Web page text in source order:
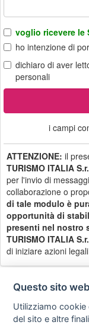
voglio ricevere le
ho intenzione di
dichiaro di aver
personali
i campi
ATTENZIONE: il
TURISMO ITALIA
per l'invio di
collaborazione o
di tale modulo è
opportunità di
presenti nel nostro
TURISMO ITALIA
di iniziare azioni
Privacy
policy
Questo sito
Utilizziamo cookie
del sito e altre